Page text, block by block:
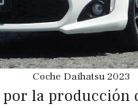
Coche Daihatsu 2023
por la producción